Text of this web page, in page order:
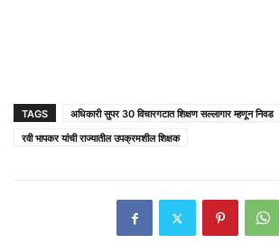
TAGS
अधिकारी सुपर 30 विचारगटात शिक्षण सल्लागार म्हणून निवड
रवी भापकर यांची राज्यातील उपक्रमशील शिक्षक